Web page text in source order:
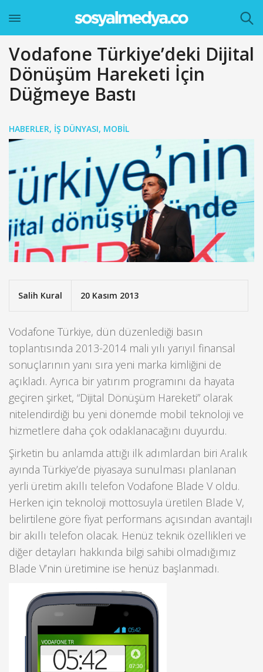
Vodafone Türkiye’deki Dijital
Dönüşüm Hareketi İçin
Düğmeye Bastı
HABERLER, İŞ DÜNYASI, MOBIL
Salih Kural 20 Kasım 2013
Vodafone Türkiye, dün düzenlediği basın
toplantısında 2013-2014 mali yılı yarıyıl finansal
sonuçlarının yanı sıra yeni marka kimliğini de
açıkladı. Ayrıca bir yatırım programını da hayata
geçiren şirket, “Dijital Dönüşüm Hareketi” olarak
nitelendirdiği bu yeni dönemde mobil teknoloji ve
hizmetlere daha çok odaklanacağını duyurdu.
Şirketin bu anlamda attığı ilk adımlardan biri Aralık
ayında Türkiye’de piyasaya sunulması planlanan
yerli üretim akıllı telefon Vodafone Blade V oldu.
Herken için teknoloji mottosuyla üretilen Blade V,
belirtilene göre fiyat performans açısından avantajlı
bir akıllı telefon olacak. Henüz teknik özellikleri ve
diğer detayları hakkında bilgi sahibi olmadığımız
Blade V’nin üretimine ise henüz başlanmadı.